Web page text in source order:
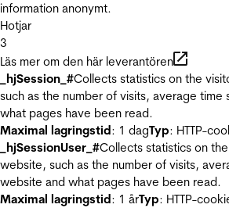
information anonymt.
Hotjar
3
Läs mer om den här leverantören
_hjSession_#Collects statistics on the
such as the number of visits, average
what pages have been read.
Maximal lagringstid: 1 dagTyp: HTTP-
_hjSessionUser_#Collects statistics on
website, such as the number of visits,
website and what pages have been read.
Maximal lagringstid: 1 årTyp: HTTP-